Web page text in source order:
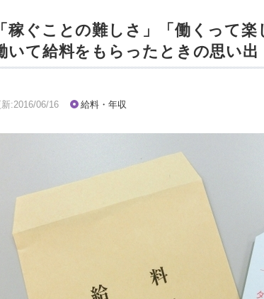
「稼ぐことの難しさ」「働くって
いて給料をもらったときの思い出
:2016/06/16 給料・年収